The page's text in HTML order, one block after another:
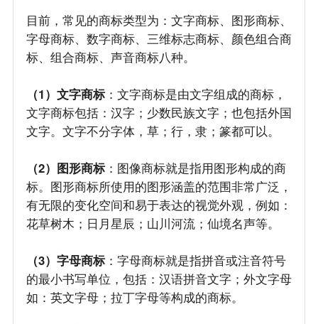
目前，常见的商标类型为：文字商标、图形商标、
字母商标、数字商标、三维标志商标、颜色组合商
标、组合商标、声音商标八种。
（1）文字商标：文字商标是由文字组成的商标，
文字商标包括：汉字；少数民族文字；也包括外国
文字。文字不分字体，草；行，隶；篆都可以。
（2）图形商标：图像商标就是指用图形构成的商
标。图形商标所使用的图形涵盖的范围非常广泛，
有无限的变化空间和易于表达的视觉外观，例如：
花草树木；日月星辰；山川河流；仙境名声等。
（3）字母商标：字母商标就是指拼音或注音符号
的最小书写单位，包括：汉语拼音文字；外文字母
如：英文字母；拉丁字母等构成的商标。